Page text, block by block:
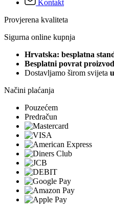
Kontakt
Provjerena kvaliteta
Sigurna online kupnja
Hrvatska: besplatna
Besplatni povrat
Dostavljamo širom svijeta
Načini plaćanja
Pouzećem
Predračun